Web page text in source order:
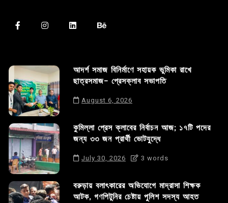
আদর্শ সমাজ বিনির্মাণে সহায়ক ভুমিকা রাখে
ছাত্রসমাজ- প্রেসক্লাব সভাপতি
August 6, 2026
কুমিল্লা প্রেস ক্লাবের নির্বাচন আজ; ১৭টি পদের
জন্য ৩৩ জন প্রার্থী ভোটযুদ্ধে
July 30, 2026 3 words
বরুড়ায় বলাৎকারের অভিযোগে মাদ্রাসা শিক্ষক
আটক, গণপিটুনির চেষ্টায় পুলিশ সদস্য আহত